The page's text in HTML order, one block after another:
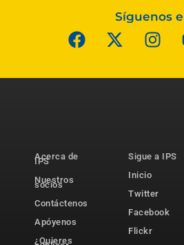
Síguenos
Acerca de
IPS
Nuestros
socios
Contáctenos
Apóyenos
¿Quieres
Sigue a IPS
Inicio
Twitter
Facebook
Flickr